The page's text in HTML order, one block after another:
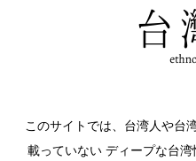
このサイトでは、台湾人や台
載っていない ディープな台